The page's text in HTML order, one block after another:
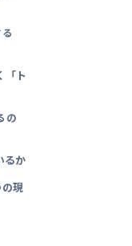
「ト
の
るか
現